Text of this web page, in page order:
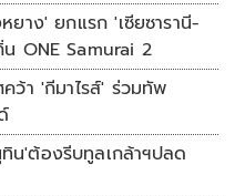
ยาง' ยกแรก 'เซียซารานี-
น ONE Samurai 2
คว้า 'กีมาไรส์' ร่วมทัพ
น'ต้องรีบทูลเกล้าฯปลด